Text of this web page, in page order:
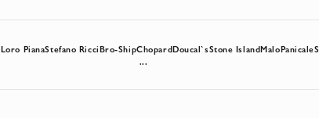
Loro PianaStefano RicciBro-ShipChopardDoucal`sStone IslandMaloPanicale
...